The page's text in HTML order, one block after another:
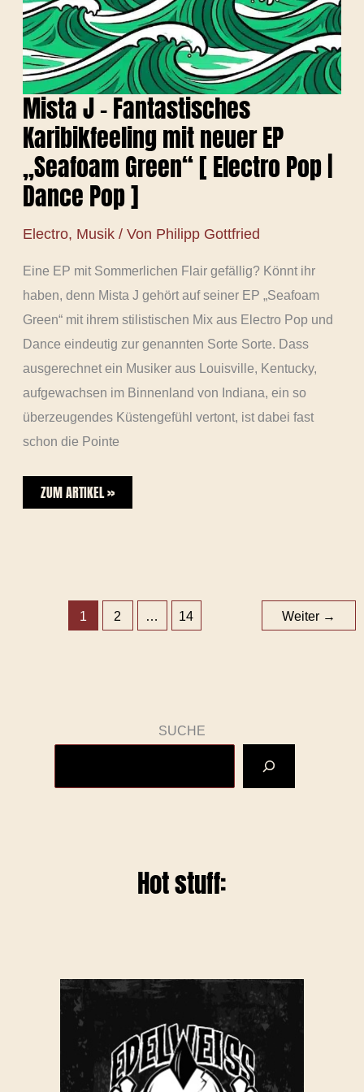
Mista J – Fantastisches
Karibikfeeling mit neuer EP
„Seafoam Green“ [ Electro Pop |
Dance Pop ]
Electro, Musik/ Von Philipp Gottfried
Eine EP mit Sommerlichen Flair gefällig? Könnt ihr
haben, denn Mista J gehört auf seiner EP „Seafoam
Green“ mit ihrem stilistischen Mix aus Electro Pop und
Dance eindeutig zur genannten Sorte Sorte. Dass
ausgerechnet ein Musiker aus Louisville, Kentucky,
aufgewachsen im Binnenland von Indiana, ein so
überzeugendes Küstengefühl vertont, ist dabei fast
schon die Pointe
ZUM ARTIKEL »
1 2 … 14 Weiter →
SUCHE
Hot stuff: